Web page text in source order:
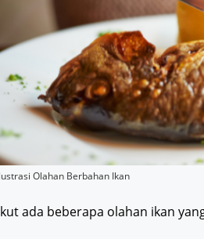
Olahan Berbahan Ikan
ada beberapa olahan ikan